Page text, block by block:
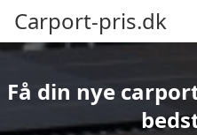
Carport-pris.dk
Få din nye